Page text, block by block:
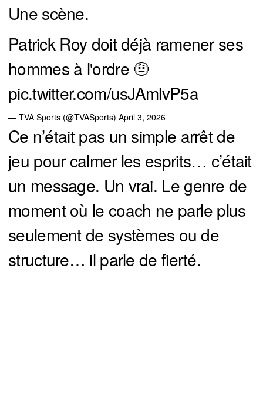
Une scène.
Patrick Roy doit déjà ramener ses
hommes à l'ordre 🤨
pic.twitter.com/usJAmlvP5a
— TVA Sports (@TVASports) April 3, 2026
Ce n’était pas un simple arrêt de
jeu pour calmer les esprits… c’était
un message. Un vrai. Le genre de
moment où le coach ne parle plus
seulement de systèmes ou de
structure… il parle de fierté.